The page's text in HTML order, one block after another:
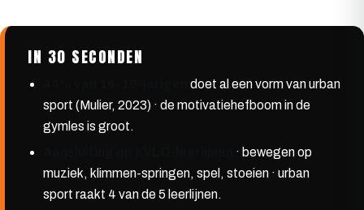
IN 30 SECONDEN
doet al een vorm van urban
sport (Mulier, 2023) · de motivatiehefboom in de
gymles is groot.
· bewegen op
muziek, klimmen-springen, spel, stoeien · urban
sport raakt 4 van de 5 leerlijnen.